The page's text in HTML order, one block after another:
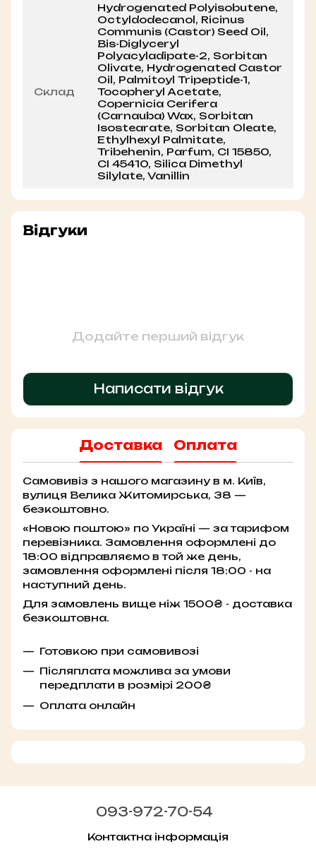
Склад
Hydrogenated Polyisobutene,
Octyldodecanol, Ricinus
Communis (Castor) Seed Oil,
Bis-Diglyceryl
Polyacyladipate-2, Sorbitan
Olivate, Hydrogenated Castor
Oil, Palmitoyl Tripeptide-1,
Tocopheryl Acetate,
Copernicia Cerifera
(Carnauba) Wax, Sorbitan
Isostearate, Sorbitan Oleate,
Ethylhexyl Palmitate,
Tribehenin, Parfum, CI 15850,
CI 45410, Silica Dimethyl
Silylate, Vanillin
Відгуки
Додайте перший відгук
Написати відгук
Доставка Оплата
Самовивіз з нашого магазину в м. Київ,
вулиця Велика Житомирська, 38 —
безкоштовно.
«Новою поштою» по Україні — за тарифом
перевізника. Замовлення оформлені до
18:00 відправляємо в той же день,
замовлення оформлені після 18:00 - на
наступний день.
Для замовлень вище ніж 1500₴ - доставка
безкоштовна.
Готовкою при самовивозі
Післяплата можлива за умови
передплати в розмірі 200₴
Оплата онлайн
093-972-70-54
Контактна інформація